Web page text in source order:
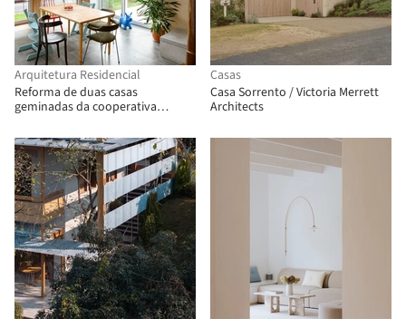
Arquitetura Residencial
Reforma de duas casas
geminadas da cooperativa
Ljubljana / dans arhitekti
Casas
Casa Sorrento / Victoria Merrett
Architects